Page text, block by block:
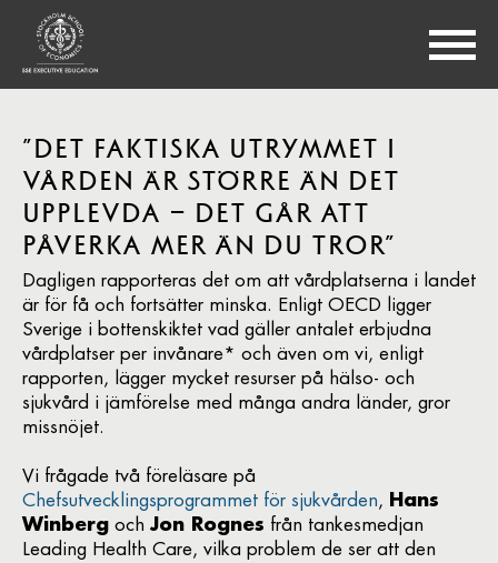
”DET FAKTISKA UTRYMMET I
VÅRDEN ÄR STÖRRE ÄN DET
UPPLEVDA – DET GÅR ATT
PÅVERKA MER ÄN DU TROR”
Dagligen rapporteras det om att vårdplatserna i landet
är för få och fortsätter minska. Enligt OECD ligger
Sverige i bottenskiktet vad gäller antalet erbjudna
vårdplatser per invånare* och även om vi, enligt
rapporten, lägger mycket resurser på hälso- och
sjukvård i jämförelse med många andra länder, gror
missnöjet.
Vi frågade två föreläsare på
Chefsutvecklingsprogrammet för sjukvården, Hans
Winberg och Jon Rognes från tankesmedjan
Leading Health Care, vilka problem de ser att den